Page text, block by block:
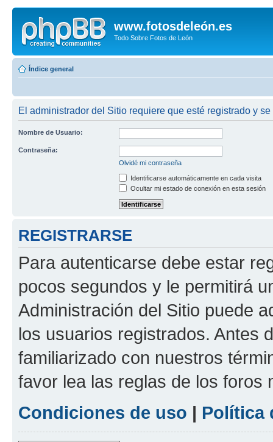
www.fotosdeleón.es
Todo Sobre Fotos de León
Índice general
El administrador del Sitio requiere que esté registrado y
Nombre de Usuario:
Contraseña:
Olvidé mi contraseña
Identificarse automáticamente en cada visita
Ocultar mi estado de conexión en esta sesión
REGISTRARSE
Para autenticarse debe estar
pocos segundos y le permitirá
Administración del Sitio puede
los usuarios registrados. Antes
familiarizado con nuestros
favor lea las reglas de los foros
Condiciones de uso | Política